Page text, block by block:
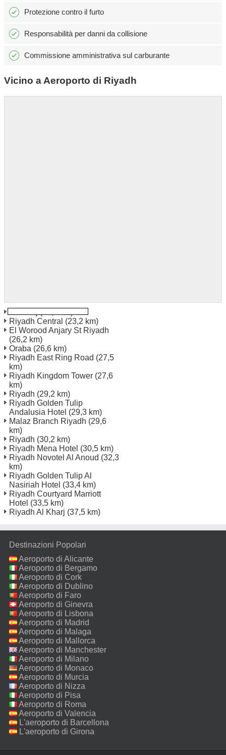
Protezione contro il furto
Responsabilità per danni da collisione
Commissione amministrativa sul carburante
Vicino a Aeroporto di Riyadh
Riyadh Central (23,2 km)
El Worood Anjary St Riyadh
(26,2 km)
Oraba (26,6 km)
Riyadh East Ring Road (27,5
km)
Riyadh Kingdom Tower (27,6
km)
Riyadh (29,2 km)
Riyadh Golden Tulip
Andalusia Hotel (29,3 km)
Malaz Branch Riyadh (29,6
km)
Riyadh (30,2 km)
Riyadh Mena Hotel (30,5 km)
Riyadh Novotel Al Anoud (32,3
km)
Riyadh Golden Tulip Al
Nasiriah Hotel (33,4 km)
Riyadh Courtyard Marriott
Hotel (33,5 km)
Riyadh Al Kharj (37,5 km)
Destinazioni Popolari
Aeroporto di Alicante
Aeroporto di Bergamo
Aeroporto di Cork
Aeroporto di Dublino
Aeroporto di Faro
Aeroporto di Ginevra
Aeroporto di Lisbona
Aeroporto di Madrid
Aeroporto di Malaga
Aeroporto di Mallorca
Aeroporto di Manchester
Aeroporto di Milano
Malpensa
Aeroporto di Monaco
Aeroporto di Murcia
Aeroporto di Nizza
Aeroporto di Pisa
Aeroporto di Roma
Fiumicino
Aeroporto di Valencia
L'aeroporto di Barcellona
L'aeroporto di Girona